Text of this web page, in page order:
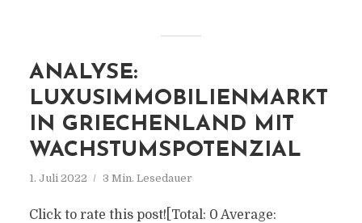
ANALYSE:
LUXUSIMMOBILIENMARKT
IN GRIECHENLAND MIT
WACHSTUMSPOTENZIAL
1. Juli 2022 3 Min. Lesedauer
Click to rate this post![Total: 0 Average: